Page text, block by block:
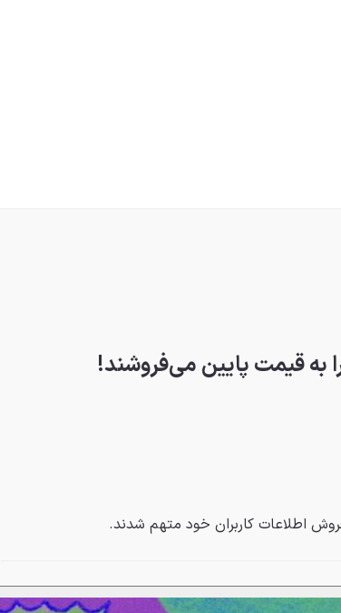
به قیمت پایین می‌فروشند!
اطلاعات کاربران خود متهم شدند.